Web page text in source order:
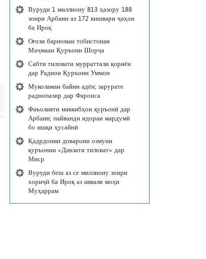
Вуруди 1 миллиону 813 ҳазору 188
зоири Арбаин аз 172 кишвари ҷаҳон
ба Ироқ
Оғози барномаи тобистонаи
Маҷмааи Қуръони Шорҷа
Сабти тиловати мурраттали қориён
дар Радиои Қуръони Уммон
Муколамаи байни адён; зарурате
раднопазир дар Фаронса
Фаъолияти мавкибҳои қуръонӣ дар
Арбаин; пайванди идораи мардумӣ
бо ишқи ҳусайнӣ
Қадрдонии доварони озмуни
қуръонии «Давлати тиловат» дар
Миср
Вуруди беш аз се миллиону зоири
хориҷӣ ба Ироқ аз аввали моҳи
Муҳаррам